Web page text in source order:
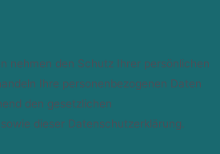
nehmen den Schutz Ihrer persönlichen
Ihre personenbezogenen Daten
den gesetzlichen
dieser Datenschutzerklärung.